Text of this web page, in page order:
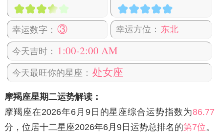
幸运数字： ③ 幸运方位： 东北
今天吉时： 1:00-2:00 AM
今天最旺你的星座： 处女座
摩羯座星期二运势解读：
摩羯座在2026年6月9日 的星座综合运势指数为86.77
分，位居十二星座2026年6月9日运势总排名的第7位。